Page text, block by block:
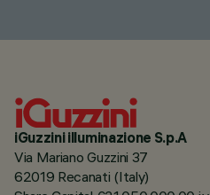
iGuzzini illuminazione S.p.A
Via Mariano Guzzini 37
62019 Recanati (Italy)